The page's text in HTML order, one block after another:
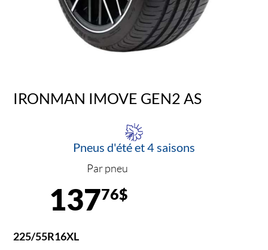
IRONMAN IMOVE GEN2 AS
Pneus d'été et 4 saisons
Par pneu
13776$
225/55R16XL